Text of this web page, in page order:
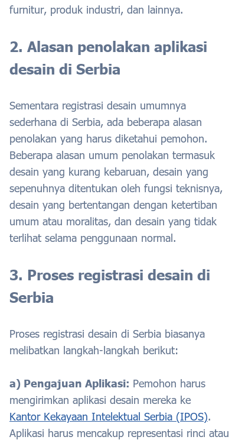
furnitur, produk industri, dan lainnya.
2. Alasan penolakan aplikasi
desain di Serbia
Sementara registrasi desain umumnya
sederhana di Serbia, ada beberapa alasan
penolakan yang harus diketahui pemohon.
Beberapa alasan umum penolakan termasuk
desain yang kurang kebaruan, desain yang
sepenuhnya ditentukan oleh fungsi teknisnya,
desain yang bertentangan dengan ketertiban
umum atau moralitas, dan desain yang tidak
terlihat selama penggunaan normal.
3. Proses registrasi desain di
Serbia
Proses registrasi desain di Serbia biasanya
melibatkan langkah-langkah berikut:
a) Pengajuan Aplikasi: Pemohon harus
mengirimkan aplikasi desain mereka ke
Kantor Kekayaan Intelektual Serbia (IPOS).
Aplikasi harus mencakup representasi rinci atau